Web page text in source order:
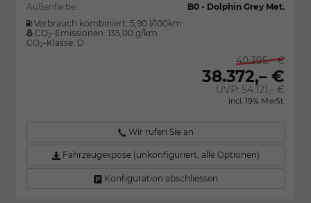
Außenfarbe
B0 - Dolphin Grey Met.
Verbrauch kombiniert: 5,90 l/100km
CO2-Emissionen: 135,00 g/km
CO2-Klasse: D
40.395,– €
38.372,– €
UVP:54.121,– €
incl. 19% MwSt.
Wir rufen Sie an
Fahrzeugexpose (unkonfiguriert, alle Optionen)
Konfiguration abschliessen